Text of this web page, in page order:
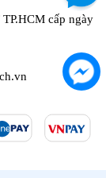
cấp ngày